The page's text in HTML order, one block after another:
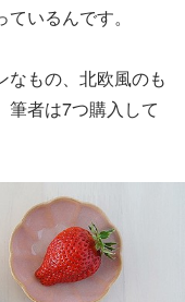
いるんです。
なもの、北欧風のも
筆者は7つ購入して